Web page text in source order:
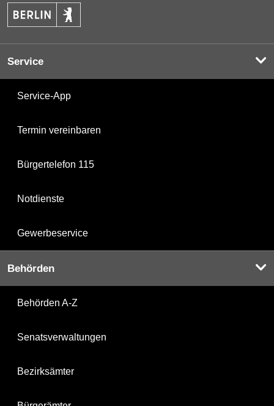
Service
Service-App
Termin vereinbaren
Bürgertelefon 115
Notdienste
Gewerbeservice
Behörden
Behörden A-Z
Senatsverwaltungen
Bezirksämter